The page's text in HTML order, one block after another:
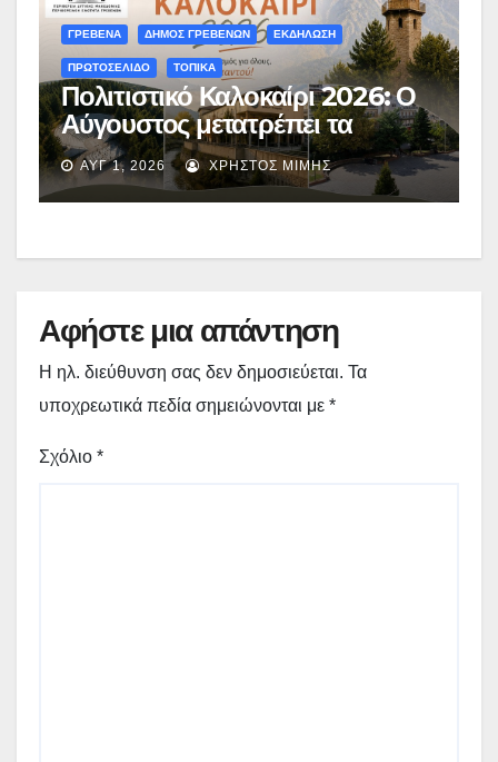
ΓΡΕΒΕΝΑ ΔΗΜΟΣ ΓΡΕΒΕΝΩΝ ΕΚΔΗΛΩΣΗ
ΠΡΩΤΟΣΕΛΙΔΟ ΤΟΠΙΚΑ
Πολιτιστικό Καλοκαίρι 2026: Ο
Αύγουστος μετατρέπει τα
Γρεβενά σε μια απέραντη σκηνή
πολιτισμού – Το αναλυτικό
πρόγραμμα
ΑΥΓ 1, 2026 ΧΡΉΣΤΟΣ ΜΊΜΗΣ
Αφήστε μια απάντηση
Η ηλ. διεύθυνση σας δεν δημοσιεύεται. Τα
υποχρεωτικά πεδία σημειώνονται με *
Σχόλιο *